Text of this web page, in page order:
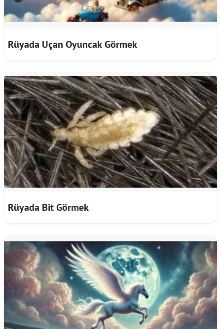
Rüyada Uçan Oyuncak Görmek
Rüyada Bit Görmek